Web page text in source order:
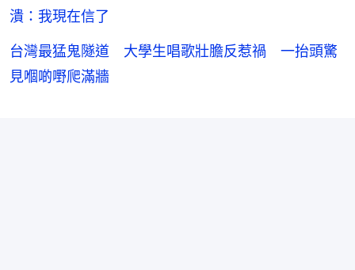
潰：我現在信了
台灣最猛鬼隧道 大學生唱歌壯膽反惹禍 一抬頭驚
見嗰啲嘢爬滿牆